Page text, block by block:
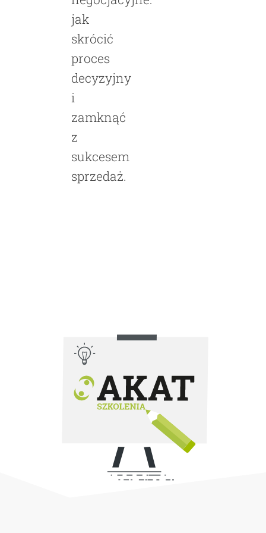
jak
skrócić
proces
decyzyjny
i
zamknąć
z
sukcesem
sprzedaż.